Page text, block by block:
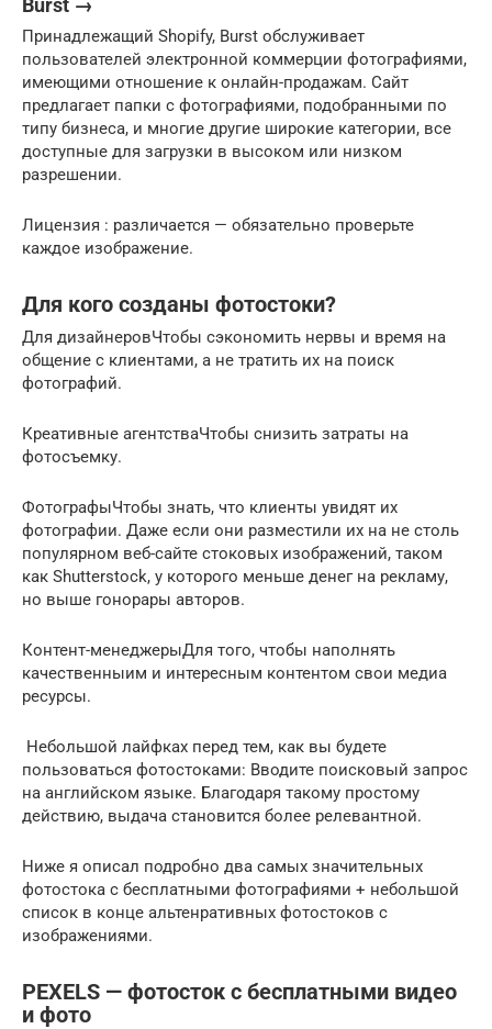
Burst →
Принадлежащий Shopify, Burst обслуживает
пользователей электронной коммерции фотографиями,
имеющими отношение к онлайн-продажам. Сайт
предлагает папки с фотографиями, подобранными по
типу бизнеса, и многие другие широкие категории, все
доступные для загрузки в высоком или низком
разрешении.
Лицензия : различается — обязательно проверьте
каждое изображение.
Для кого созданы фотостоки?
Для дизайнеровЧтобы сэкономить нервы и время на
общение с клиентами, а не тратить их на поиск
фотографий.
Креативные агентстваЧтобы снизить затраты на
фотосъемку.
ФотографыЧтобы знать, что клиенты увидят их
фотографии. Даже если они разместили их на не столь
популярном веб-сайте стоковых изображений, таком
как Shutterstock, у которого меньше денег на рекламу,
но выше гонорары авторов.
Контент-менеджерыДля того, чтобы наполнять
качественныим и интересным контентом свои медиа
ресурсы.
️ Небольшой лайфках перед тем, как вы будете
пользоваться фотостоками: Вводите поисковый запрос
на английском языке. Благодаря такому простому
действию, выдача становится более релевантной.
Ниже я описал подробно два самых значительных
фотостока с бесплатными фотографиями + небольшой
список в конце альтенративных фотостоков с
изображениями.
PEXELS — фотосток с бесплатными видео
и фото